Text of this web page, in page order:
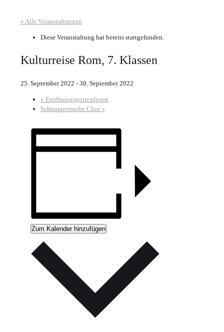
« Alle Veranstaltungen
Diese Veranstaltung hat bereits stattgefunden.
Kulturreise Rom, 7. Klassen
25. September 2022 - 30. September 2022
« Eröffnungsgottesdienst
Schnupperprobe Chor »
Zum Kalender hinzufügen